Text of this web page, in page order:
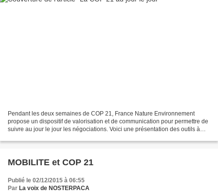
Pendant les deux semaines de COP 21, France Nature Environnement
propose un dispositif de valorisation et de communication pour permettre de
suivre au jour le jour les négociations. Voici une présentation des outils à
MOBILITE et COP 21
Publié le 02/12/2015 à 06:55
Par La voix de NOSTERPACA